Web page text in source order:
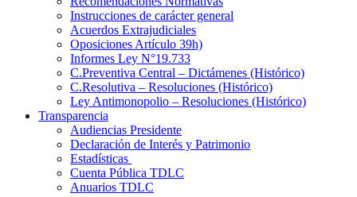
Instrucciones de carácter general
Acuerdos Extrajudiciales
Oposiciones Artículo 39h)
Informes Ley N°19.733
C.Preventiva Central – Dictámenes (Histórico)
C.Resolutiva – Resoluciones (Histórico)
Ley Antimonopolio – Resoluciones (Histórico)
Transparencia
Audiencias Presidente
Declaración de Interés y Patrimonio
Estadísticas
Cuenta Pública TDLC
Anuarios TDLC